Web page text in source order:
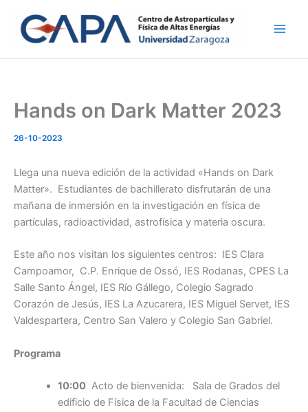
contenido
Hands on Dark Matter 2023
26-10-2023
Llega una nueva edición de la actividad «Hands on Dark
Matter». Estudiantes de bachillerato disfrutarán de una
mañana de inmersión en la investigación en física de
partículas, radioactividad, astrofísica y materia oscura.
Este año nos visitan los siguientes centros: IES Clara
Campoamor, C.P. Enrique de Ossó, IES Rodanas, CPES La
Salle Santo Ángel, IES Río Gállego, Colegio Sagrado
Corazón de Jesús, IES La Azucarera, IES Miguel Servet, IES
Valdespartera, Centro San Valero y Colegio San Gabriel.
Programa
10:00Acto de bienvenida: Sala de Grados del
edificio de Física de la Facultad de Ciencias ­­